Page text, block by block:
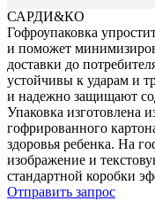
САРДИ&КО
Гофроупаковка
и поможет
доставки до
устойчивы к ударам и
и надежно защищают
Упаковка изготовлена
гофрированного
здоровья ребенка. На
изображение и
стандартной коробки
Отправить запрос